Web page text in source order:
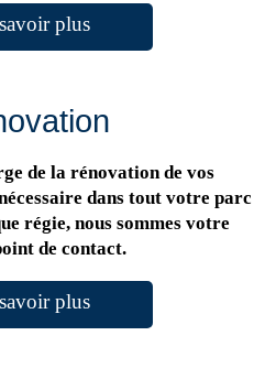
plus
de la rénovation de vos
dans tout votre parc
régie, nous sommes votre
de contact.
plus